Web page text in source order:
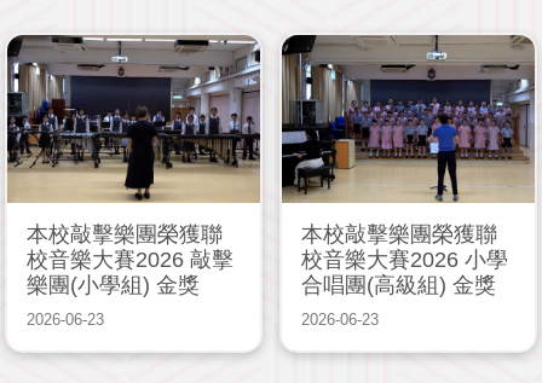
本校敲擊樂團榮獲聯
校音樂大賽2026 敲擊
樂團(小學組) 金獎
2026-06-23
本校敲擊樂團榮獲聯
校音樂大賽2026 小學
合唱團(高級組) 金獎
2026-06-23